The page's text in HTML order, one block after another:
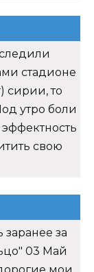
стадионе
сирии, то
утро боли
свою
за
03 Май